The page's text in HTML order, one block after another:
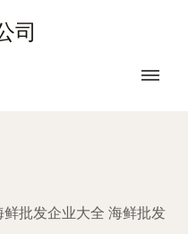
司
鲜批发企业大全 海鲜批发